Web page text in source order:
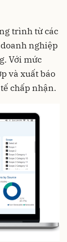
trình từ các
nghiệp
Với mức
và xuất báo
chấp nhận.